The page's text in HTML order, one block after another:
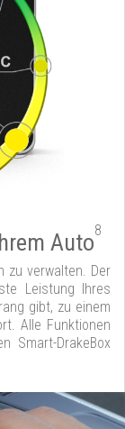
Auto8
zu verwalten. Der
Leistung Ihres
gibt, zu einem
Alle Funktionen
Smart-DrakeBox